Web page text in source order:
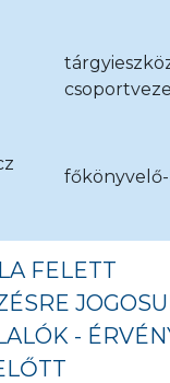
FELETT
-